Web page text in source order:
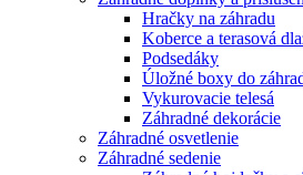
Hračky na záhradu
Koberce a terasová
Podsedáky
Úložné boxy do
Vykurovacie telesá
Záhradné dekorácie
Záhradné osvetlenie
Záhradné sedenie